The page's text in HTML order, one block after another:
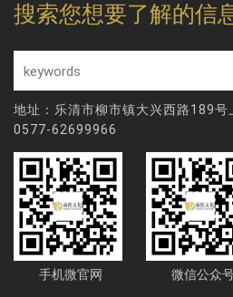
搜索您想要了解的信
地址：乐清市柳市镇大兴西路189号
0577-62699966
手机微官网 微信公众